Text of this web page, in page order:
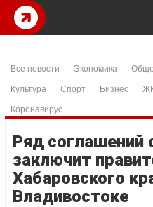
Все новости Экономика
Культура
Спорт Бизнес
Коронавирус
Ряд соглашений
заключит
Хабаровского
Владивостоке